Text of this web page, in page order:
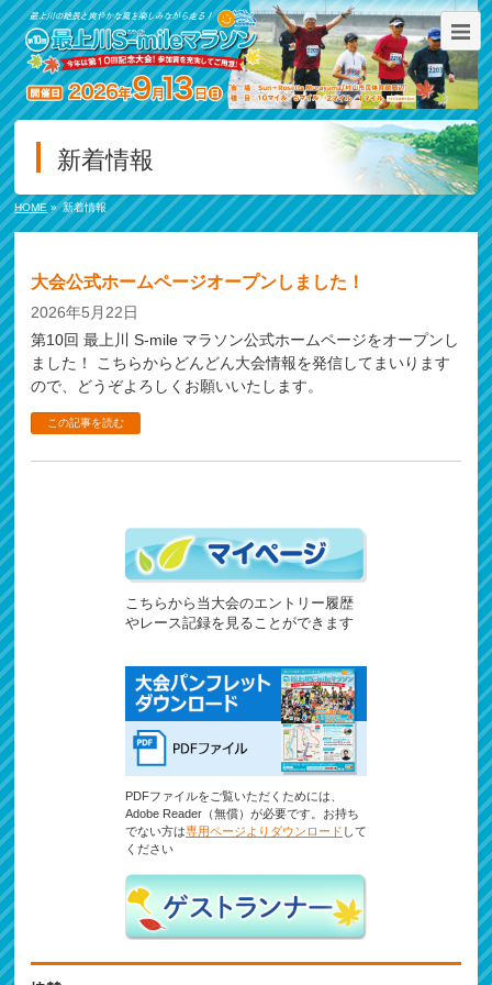
新着情報
HOME » 新着情報
大会公式ホームページオープンしました！
2026年5月22日
第10回 最上川 S-mile マラソン公式ホームページをオープンし
ました！ こちらからどんどん大会情報を発信してまいります
ので、どうぞよろしくお願いいたします。
この記事を読む
こちらから当大会のエントリー履歴
やレース記録を見ることができます
PDFファイルをご覧いただくためには、
Adobe Reader（無償）が必要です。お持ち
でない方は専用ページよりダウンロード して
ください